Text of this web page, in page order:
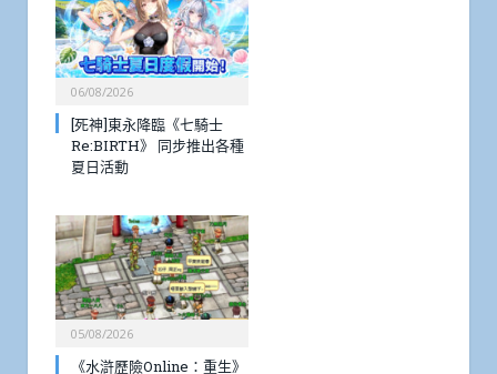
06/08/2026
[死神]東永降臨《七騎士
Re:BIRTH》 同步推出各種
夏日活動
05/08/2026
《水滸歷險Online：重生》